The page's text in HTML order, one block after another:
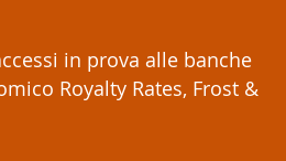
in prova alle banche
Royalty Rates, Frost &